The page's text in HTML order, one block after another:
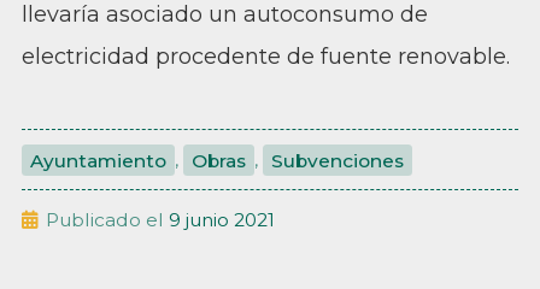
llevaría asociado un autoconsumo de
electricidad procedente de fuente renovable.
Ayuntamiento , Obras , Subvenciones
Publicado el 9 junio 2021